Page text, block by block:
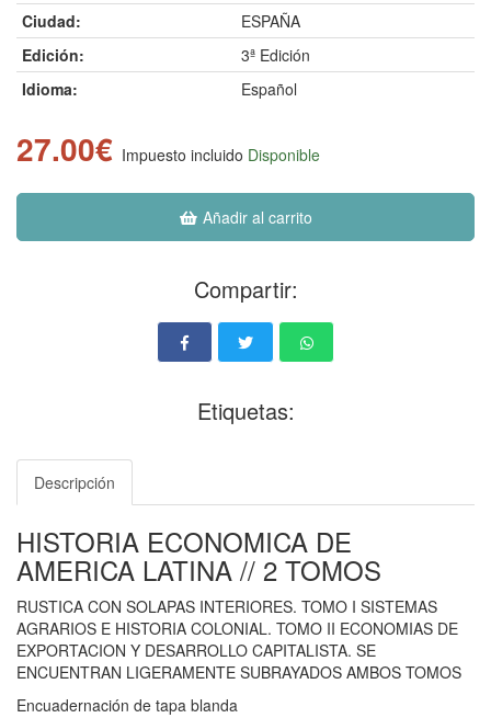
Ciudad:
ESPAÑA
Edición:
3ª Edición
Idioma:
Español
27.00€ Impuesto incluido Disponible
Añadir al carrito
Compartir:
Etiquetas:
Descripción
HISTORIA ECONOMICA DE
AMERICA LATINA // 2 TOMOS
RUSTICA CON SOLAPAS INTERIORES. TOMO I SISTEMAS
AGRARIOS E HISTORIA COLONIAL. TOMO II ECONOMIAS DE
EXPORTACION Y DESARROLLO CAPITALISTA. SE
ENCUENTRAN LIGERAMENTE SUBRAYADOS AMBOS TOMOS
Encuadernación de tapa blanda